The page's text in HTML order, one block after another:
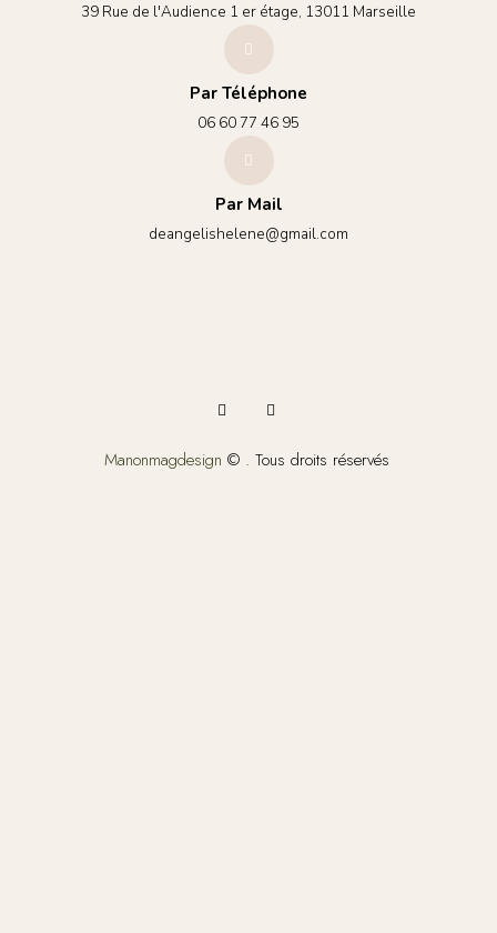
39 Rue de l'Audience 1 er étage, 13011 Marseille
Par Téléphone
06 60 77 46 95‬
Par Mail
deangelishelene@gmail.com
Manonmagdesign © . Tous droits réservés